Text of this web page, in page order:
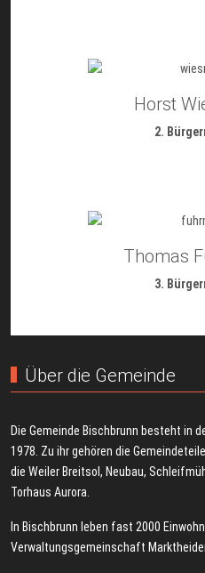
Horst
2.
Thomas
3.
Über die Gemeinde
Die Gemeinde Bischbrunn besteht in
1978. Zu ihr gehören die
die Weiler Breitsol, Neubau,
Torhaus Aurora.
In Bischbrunn leben fast 2000
Verwaltungsgemeinschaft